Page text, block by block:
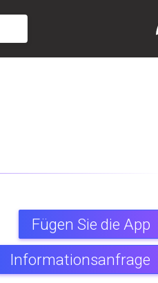
Fügen Sie die App
Informationsanfrage